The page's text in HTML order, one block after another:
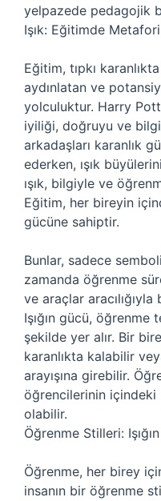
yelpazede pedagojik
Işık: Eğitimde
Eğitim, tıpkı
aydınlatan ve
yolculuktur. Harry
iyiliği, doğruyu ve
arkadaşları karanlık
ederken, ışık
ışık, bilgiyle ve
Eğitim, her bireyin
gücüne sahiptir.
Bunlar, sadece
zamanda öğrenme
ve araçlar
Işığın gücü,
şekilde yer alır. Bir
karanlıkta kalabilir
arayışına girebilir.
öğrencilerinin içindeki
olabilir.
Öğrenme Stilleri:
Öğrenme, her birey
insanın bir öğrenme